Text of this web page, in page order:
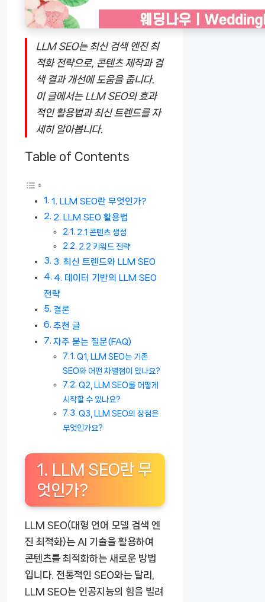
LLM SEO는 최신 검색 엔진 최
적화 전략으로, 콘텐츠 제작과 검
색 결과 개선에 도움을 줍니다.
이 글에서는 LLM SEO의 효과
적인 활용법과 최신 트렌드를 자
세히 알아봅니다.
Table of Contents
1. LLM SEO란 무엇인가?
2. LLM SEO 활용법
2.1 콘텐츠 생성
2.2 키워드 전략
3. 최신 트렌드와 LLM SEO
4. 데이터 기반의 LLM SEO
전략
결론
추천 글
자주 묻는 질문(FAQ)
Q1, LLM SEO는 기존
SEO와 어떤 차별점이 있나요?
Q2, LLM SEO를 어떻게
시작할 수 있나요?
Q3, LLM SEO의 장점은
무엇인가요?
1. LLM SEO란 무
엇인가?
LLM SEO(대형 언어 모델 검색 엔
진 최적화)는 AI 기술을 활용하여
콘텐츠를 최적화하는 새로운 방법
입니다. 전통적인 SEO와는 달리,
LLM SEO는 인공지능의 힘을 빌려